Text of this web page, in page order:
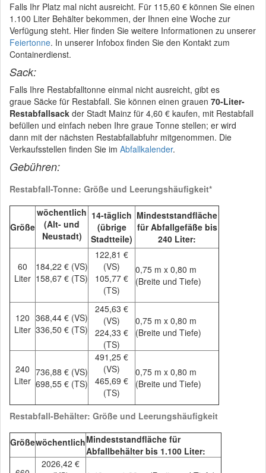
Falls Ihr Platz mal nicht ausreicht. Für 115,60 € können Sie einen
1.100 Liter Behälter bekommen, der Ihnen eine Woche zur
Verfügung steht. Hier finden Sie weitere Informationen zu unserer
Feiertonne. In unserer Infobox finden Sie den Kontakt zum
Containerdienst.
Sack:
Falls Ihre Restabfalltonne einmal nicht ausreicht, gibt es
graue Säcke für Restabfall. Sie können einen grauen 70-Liter-
Restabfallsack der Stadt Mainz für 4,60 € kaufen, mit Restabfall
befüllen und einfach neben Ihre graue Tonne stellen; er wird
dann mit der nächsten Restabfallabfuhr mitgenommen. Die
Verkaufsstellen finden Sie im Abfallkalender.
Gebühren:
Restabfall-Tonne: Größe und Leerungshäufigkeit*
Größe
wöchentlich
(Alt- und
Neustadt)
14-täglich
(übrige
Stadtteile)
Mindeststandfläche
für Abfallgefäße bis
240 Liter:
60
Liter
184,22 € (VS)
158,67 € (TS)
122,81 €
(VS)
105,77 €
(TS)
0,75 m x 0,80 m
(Breite und Tiefe)
120
Liter
368,44 € (VS)
336,50 € (TS)
245,63 €
(VS)
224,33 €
(TS)
0,75 m x 0,80 m
(Breite und Tiefe)
240
Liter
736,88 € (VS)
698,55 € (TS)
491,25 €
(VS)
465,69 €
(TS)
0,75 m x 0,80 m
(Breite und Tiefe)
Restabfall-Behälter: Größe und Leerungshäufigkeit
GrößewöchentlichMindeststandfläche für
Abfallbehälter bis 1.100 Liter:
2026,42 €